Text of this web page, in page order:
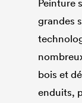
Peinture
grandes
bois et
enduits,